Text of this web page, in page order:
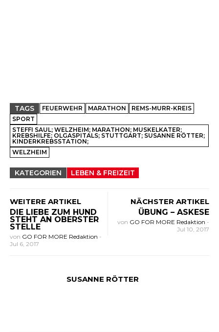
TAGS FEUERWEHR MARATHON
REMS-MURR-KREIS
SPORT
STEFFI SAUL; WELZHEIM; MARATHON; MUSKELKATER;
KREBSHILFE; OLGASPITALS; STUTTGART; SUSANNE RÖTTER;
KINDERKREBSSTATION;
WELZHEIM
KATEGORIEN LEBEN & FREIZEIT
WEITERE ARTIKEL
DIE LIEBE ZUM HUND
STEHT AN OBERSTER
STELLE
von GO FOR MORE Redaktion -
Jul 6, 2017
NÄCHSTER ARTIKEL
ÜBUNG – ASKESE
von GO FOR MORE Redaktion -
Jul 10, 2017
SUSANNE RÖTTER